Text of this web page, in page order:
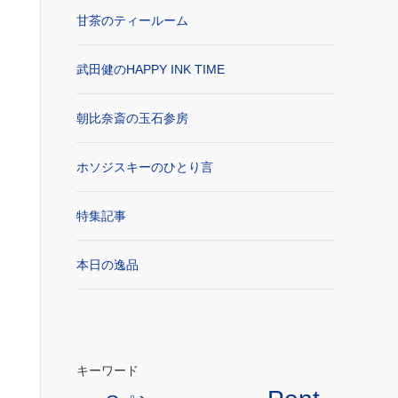
甘茶のティールーム
武田健のHAPPY INK TIME
朝比奈斎の玉石参房
ホソジスキーのひとり言
特集記事
本日の逸品
キーワード